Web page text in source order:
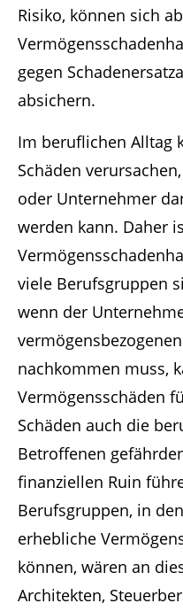
Risiko, können sich
gegen
absichern.
Im beruflichen Alltag
Schäden
oder Unternehmer
werden kann. Daher
viele Berufsgruppen
wenn der
nachkommen muss,
Vermögensschäden
Schäden auch die
Betroffenen
finanziellen Ruin
Berufsgruppen, in
erhebliche
können, wären an
Architekten,